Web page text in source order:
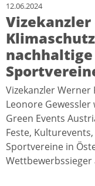
12.06.2024
Vizekanzler
nachhaltige
Vizekanzler
Leonore
Green Events
Feste,
Sportvereine in
Wettbewerbssieger